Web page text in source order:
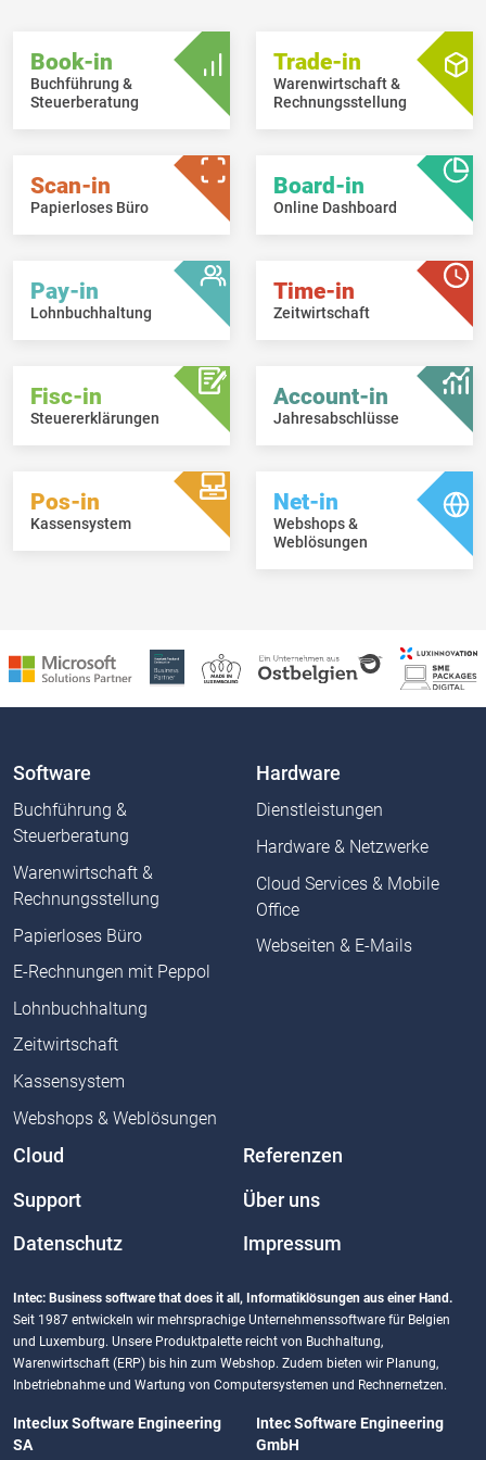
Book-in
Buchführung &
Steuerberatung
Trade-in
Warenwirtschaft &
Rechnungsstellung
Scan-in
Papierloses Büro
Board-in
Online Dashboard
Pay-in
Lohnbuchhaltung
Time-in
Zeitwirtschaft
Fisc-in
Steuererklärungen
Account-in
Jahresabschlüsse
Pos-in
Kassensystem
Net-in
Webshops &
Weblösungen
Software
Buchführung &
Steuerberatung
Warenwirtschaft &
Rechnungsstellung
Papierloses Büro
E-Rechnungen mit Peppol
Lohnbuchhaltung
Zeitwirtschaft
Kassensystem
Webshops & Weblösungen
Hardware
Dienstleistungen
Hardware & Netzwerke
Cloud Services & Mobile
Office
Webseiten & E-Mails
Cloud Referenzen
Support Über uns
Datenschutz Impressum
Intec: Business software that does it all, Informatiklösungen aus einer Hand.
Seit 1987 entwickeln wir mehrsprachige Unternehmenssoftware für Belgien
und Luxemburg. Unsere Produktpalette reicht von Buchhaltung,
Warenwirtschaft (ERP) bis hin zum Webshop. Zudem bieten wir Planung,
Inbetriebnahme und Wartung von Computersystemen und Rechnernetzen.
Inteclux Software Engineering
SA
Intec Software Engineering
GmbH